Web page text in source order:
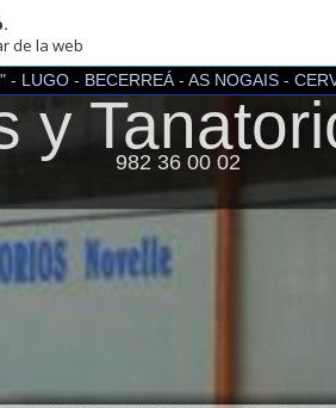
- AS NOGAIS - CERVANTES -
982 36 00 02